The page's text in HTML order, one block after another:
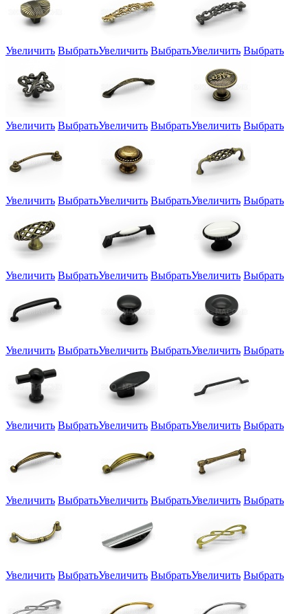
Увеличить ВыбратьУвеличить ВыбратьУвеличить Выбрать
Увеличить ВыбратьУвеличить ВыбратьУвеличить Выбрать
Увеличить ВыбратьУвеличить ВыбратьУвеличить Выбрать
Увеличить ВыбратьУвеличить ВыбратьУвеличить Выбрать
Увеличить ВыбратьУвеличить ВыбратьУвеличить Выбрать
Увеличить ВыбратьУвеличить ВыбратьУвеличить Выбрать
Увеличить ВыбратьУвеличить ВыбратьУвеличить Выбрать
Увеличить ВыбратьУвеличить ВыбратьУвеличить Выбрать